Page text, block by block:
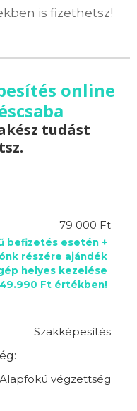
is fizethetsz!
online
tudást
79 000 Ft
befizetés esetén +
részére ajándék
helyes kezelése
Ft értékben!
Szakképesítés
Alapfokú végzettség